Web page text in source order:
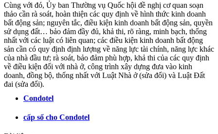
Cùng với đó, Ủy ban Thường vụ Quốc hội đề nghị cơ quan soạn
thảo cần rà soát, hoàn thiện các quy định về hình thức kinh doanh
bất động sản; nguyên tắc, điều kiện kinh doanh bất động sản, quyền
sử dụng đất… bảo đảm đầy đủ, khả thi, rõ ràng, minh bạch, thống
nhất với các luật có liên quan; các điều kiện kinh doanh bất động
sản cần có quy định định lượng về năng lực tài chính, năng lực khác
của nhà đầu tư; rà soát, bảo đảm phù hợp, khả thi của các quy định
về điều kiện đối với nhà ở, công trình xây dựng đưa vào kinh
doanh, đồng bộ, thống nhất với Luật Nhà ở (sửa đổi) và Luật Đất
đai (sửa đổi).
Condotel
cấp sổ cho Condotel